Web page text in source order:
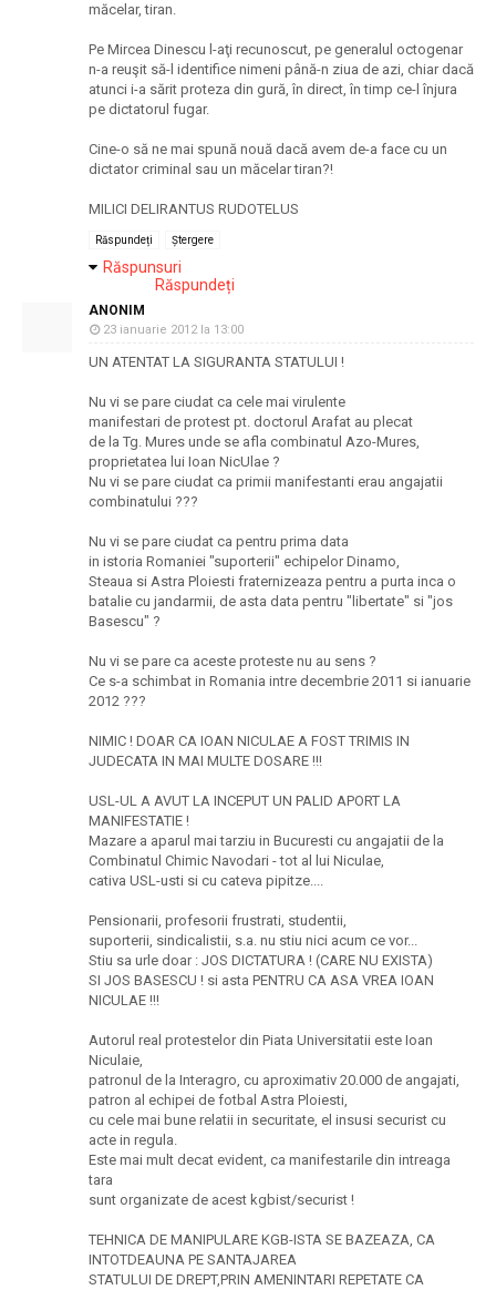
măcelar, tiran.
Pe Mircea Dinescu l-aţi recunoscut, pe generalul octogenar
n-a reuşit să-l identifice nimeni până-n ziua de azi, chiar dacă
atunci i-a sărit proteza din gură, în direct, în timp ce-l înjura
pe dictatorul fugar.
Cine-o să ne mai spună nouă dacă avem de-a face cu un
dictator criminal sau un măcelar tiran?!
MILICI DELIRANTUS RUDOTELUS
Răspundeți Ștergere
Răspunsuri
Răspundeți
ANONIM
23 ianuarie 2012 la 13:00
UN ATENTAT LA SIGURANTA STATULUI !
Nu vi se pare ciudat ca cele mai virulente
manifestari de protest pt. doctorul Arafat au plecat
de la Tg. Mures unde se afla combinatul Azo-Mures,
proprietatea lui Ioan NicUlae ?
Nu vi se pare ciudat ca primii manifestanti erau angajatii
combinatului ???
Nu vi se pare ciudat ca pentru prima data
in istoria Romaniei "suporterii" echipelor Dinamo,
Steaua si Astra Ploiesti fraternizeaza pentru a purta inca o
batalie cu jandarmii, de asta data pentru "libertate" si "jos
Basescu" ?
Nu vi se pare ca aceste proteste nu au sens ?
Ce s-a schimbat in Romania intre decembrie 2011 si ianuarie
2012 ???
NIMIC ! DOAR CA IOAN NICULAE A FOST TRIMIS IN
JUDECATA IN MAI MULTE DOSARE !!!
USL-UL A AVUT LA INCEPUT UN PALID APORT LA
MANIFESTATIE !
Mazare a aparul mai tarziu in Bucuresti cu angajatii de la
Combinatul Chimic Navodari - tot al lui Niculae,
cativa USL-usti si cu cateva pipitze....
Pensionarii, profesorii frustrati, studentii,
suporterii, sindicalistii, s.a. nu stiu nici acum ce vor...
Stiu sa urle doar : JOS DICTATURA ! (CARE NU EXISTA)
SI JOS BASESCU ! si asta PENTRU CA ASA VREA IOAN
NICULAE !!!
Autorul real protestelor din Piata Universitatii este Ioan
Niculaie,
patronul de la Interagro, cu aproximativ 20.000 de angajati,
patron al echipei de fotbal Astra Ploiesti,
cu cele mai bune relatii in securitate, el insusi securist cu
acte in regula.
Este mai mult decat evident, ca manifestarile din intreaga
tara
sunt organizate de acest kgbist/securist !
TEHNICA DE MANIPULARE KGB-ISTA SE BAZEAZA, CA
INTOTDEAUNA PE SANTAJAREA
STATULUI DE DREPT,PRIN AMENINTARI REPETATE CA